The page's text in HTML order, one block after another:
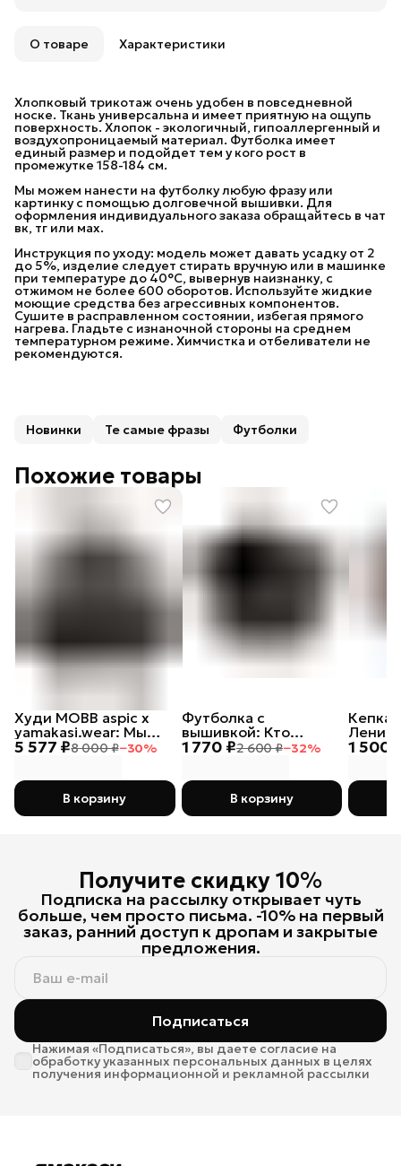
Бесплатная доставка в пункты выдачи заказов
предоставляется бесплатная доставка в пункты
выдачи СДЭК.
При заказе на сумму от 20 000 рублей
предоставляется бесплатная доставка Почтой
России.
О товаре Характеристики
Хлопковый трикотаж очень удобен в повседневной
носке. Ткань универсальна и имеет приятную на ощупь
поверхность. Хлопок - экологичный, гипоаллергенный и
воздухопроницаемый материал. Футболка имеет
единый размер и подойдет тем у кого рост в
промежутке 158-184 см.
Мы можем нанести на футболку любую фразу или
картинку с помощью долговечной вышивки. Для
оформления индивидуального заказа обращайтесь в чат
вк, тг или мах.
Инструкция по уходу: модель может давать усадку от 2
до 5%, изделие следует стирать вручную или в машинке
при температуре до 40°C, вывернув наизнанку, с
отжимом не более 600 оборотов. Используйте жидкие
моющие средства без агрессивных компонентов.
Сушите в расправленном состоянии, избегая прямого
нагрева. Гладьте с изнаночной стороны на среднем
температурном режиме. Химчистка и отбеливатели не
рекомендуются.
Новинки Те самые фразы Футболки
Похожие товары
5 577 ₽8 000 ₽−30%
Худи MOBB aspic х
yamakasi.wear: Мы
русские, с нами Бог
В корзину
1 770 ₽2 600 ₽−32%
Футболка с
вышивкой: Кто
посеет зло в сердце
В корзину
1 500
Кепка
Получите скидку 10%
Подписка на рассылку открывает чуть
больше, чем просто письма. -10% на первый
заказ, ранний доступ к дропам и закрытые
предложения.
Подписаться
Нажимая «Подписаться», вы даете согласие на
обработку указанных персональных данных в целях
получения информационной и рекламной рассылки